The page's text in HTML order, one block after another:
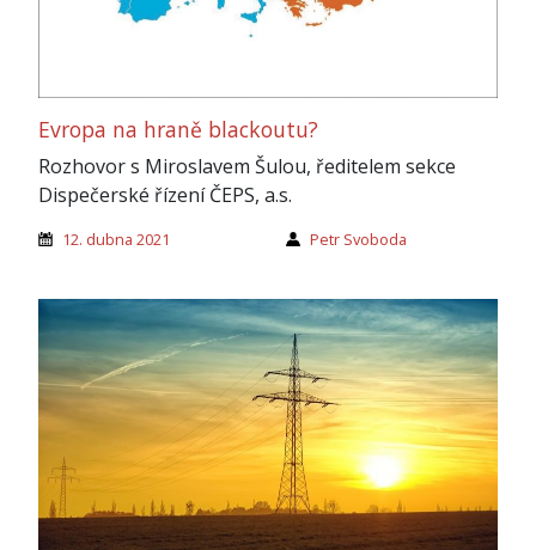
Evropa na hraně blackoutu?
Rozhovor s Miroslavem Šulou, ředitelem sekce
Dispečerské řízení ČEPS, a.s.
12. dubna 2021 Petr Svoboda